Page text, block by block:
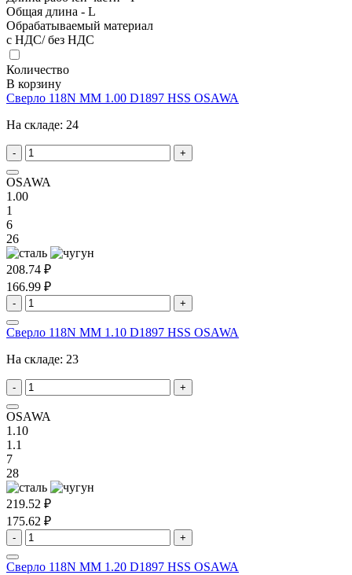
Общая длина - L
Обрабатываемый материал
с НДС/ без НДС
Количество
В корзину
Сверло 118N MM 1.00 D1897 HSS OSAWA
На складе: 24
- +
OSAWA
1.00
1
6
26
208.74 ₽
166.99 ₽
- +
Сверло 118N MM 1.10 D1897 HSS OSAWA
На складе: 23
- +
OSAWA
1.10
1.1
7
28
219.52 ₽
175.62 ₽
- +
Сверло 118N MM 1.20 D1897 HSS OSAWA